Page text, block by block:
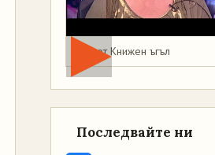
Мая от Книжен ъгъл
Последвайте ни